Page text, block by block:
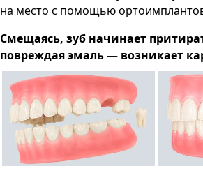
на место с помощью
Смещаясь, зуб начинает
повреждая эмаль — возникает